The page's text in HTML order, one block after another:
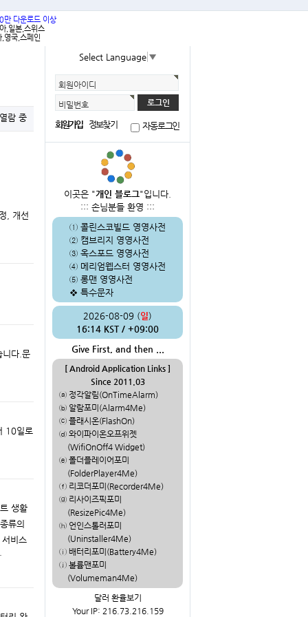
다운로드 이상
,일본,스위스
영국,스페인
Select Language ▼
회원아이디
비밀번호
회원가입 정보찾기 자동로그인
이곳은 "개인 블로그"입니다.
::: 손님분들 환영 :::
① 콜린스코빌드 영영사전
② 캠브리지 영영사전
③ 옥스포드 영영사전
④ 메리엄웹스터 영영사전
⑤ 롱맨 영영사전
❖ 특수문자
2026-08-09 (일)
16:14 KST / +09:00
Give First, and then ...
[ Android Application Links ]
Since 2011.03
ⓐ 정각알림(OnTimeAlarm)
ⓑ 알람포미(Alarm4Me)
ⓒ 플래시온(FlashOn)
ⓓ 와이파이온오프위젯
(WifiOnOff4 Widget)
ⓔ 폴더플레이어포미
(FolderPlayer4Me)
ⓕ 리코더포미(Recorder4Me)
ⓖ 리사이즈픽포미
(ResizePic4Me)
ⓗ 언인스톨러포미
(Uninstaller4Me)
ⓘ 배터리포미(Battery4Me)
ⓙ 볼륨맨포미
(Volumeman4Me)
달러 환율보기
Your IP: 216.73.216.159
람 중
, 개선
다.문
10일로
생활
류의
비스